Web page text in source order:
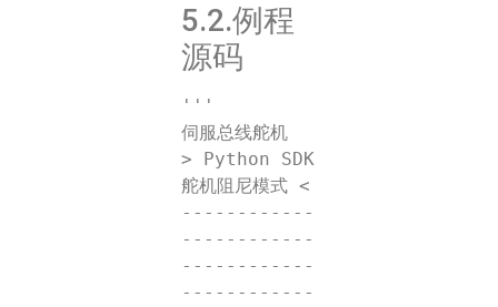
5.2.例程
源码
'''
伺服总线舵机
> Python SDK
舵机阻尼模式 <
------------
------------
------------
------------